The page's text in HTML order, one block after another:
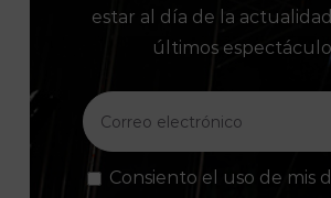
estar al día de la
últimos
Consiento el uso de mis